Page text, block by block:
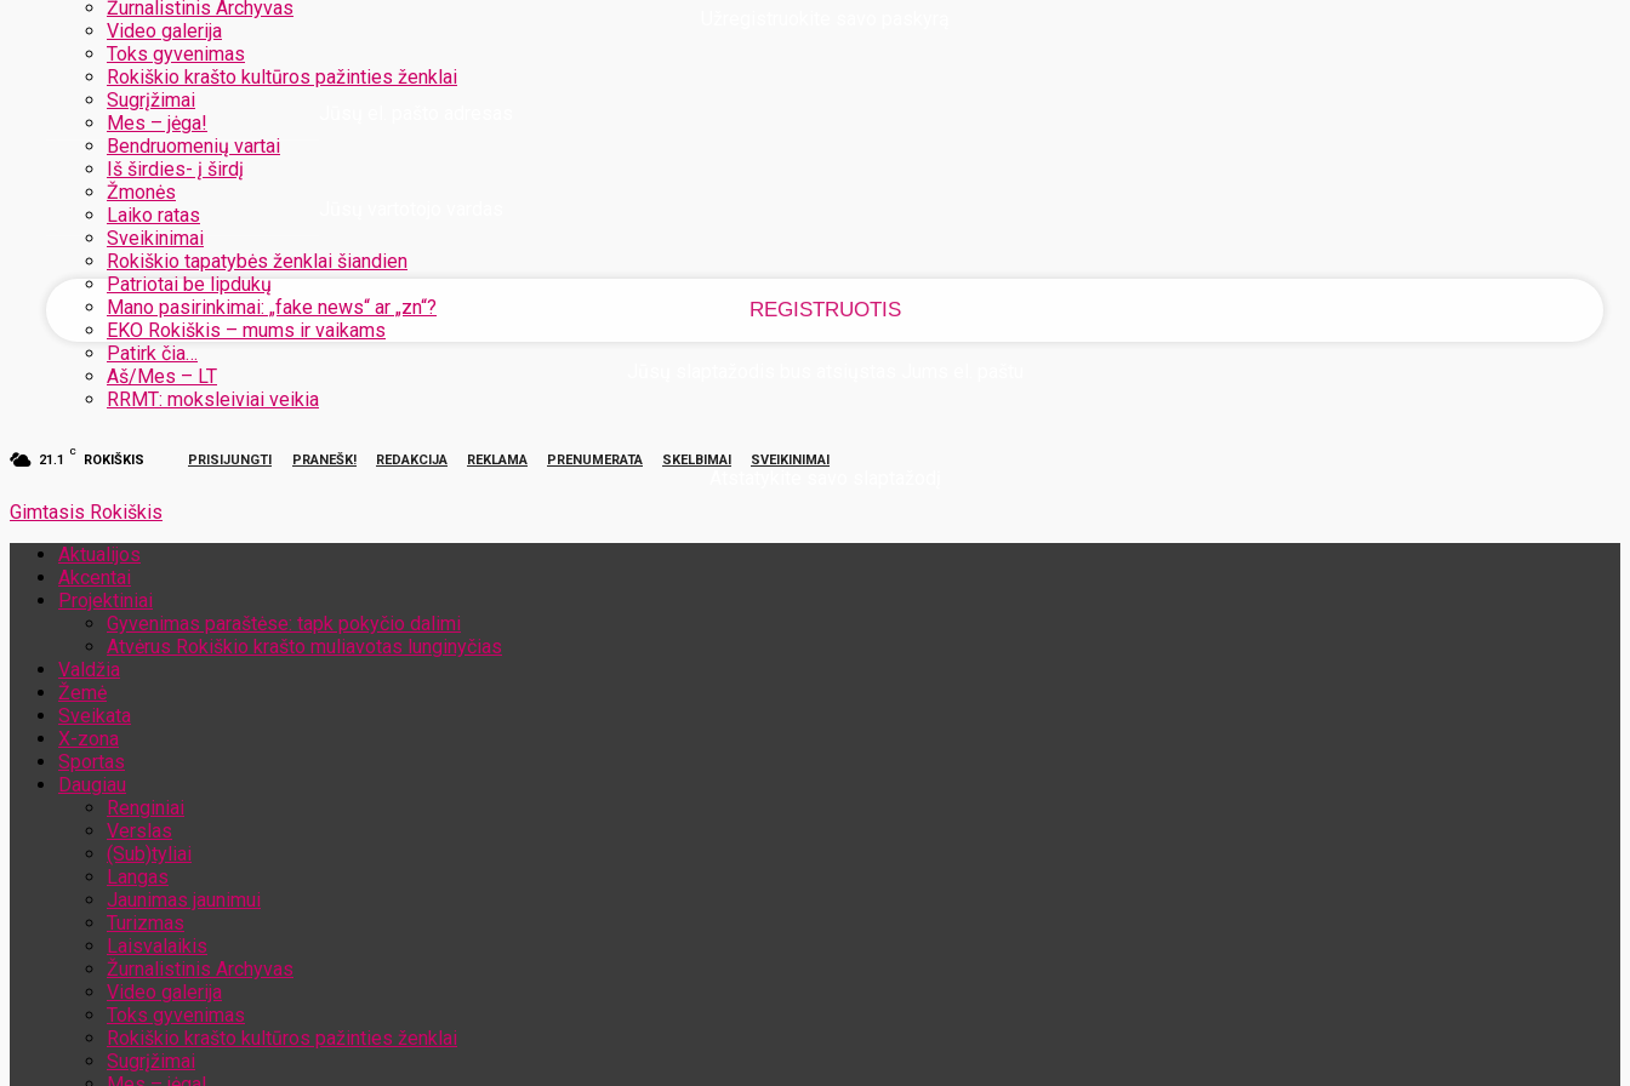
Žurnalistinis Archyvas
Video galerija
Toks gyvenimas
Rokiškio krašto kultūros pažinties ženklai
Sugrįžimai
Mes – jėga!
Bendruomenių vartai
Iš širdies- į širdį
Žmonės
Laiko ratas
Sveikinimai
Rokiškio tapatybės ženklai šiandien
Patriotai be lipdukų
Mano pasirinkimai: „fake news“ ar „zn“?
EKO Rokiškis – mums ir vaikams
Patirk čia…
Aš/Mes – LT
RRMT: moksleiviai veikia
21.1
C
ROKIŠKIS PRISIJUNGTI PRANEŠK! REDAKCIJA REKLAMA PRENUMERATA SKELBIMAI SVEIKINIMAI
Gimtasis Rokiškis
Aktualijos
Akcentai
Projektiniai
Gyvenimas paraštėse: tapk pokyčio dalimi
Atvėrus Rokiškio krašto muliavotas lunginyčias
Valdžia
Žemė
Sveikata
X-zona
Sportas
Daugiau
Renginiai
Verslas
(Sub)tyliai
Langas
Jaunimas jaunimui
Turizmas
Laisvalaikis
Žurnalistinis Archyvas
Video galerija
Toks gyvenimas
Rokiškio krašto kultūros pažinties ženklai
Sugrįžimai